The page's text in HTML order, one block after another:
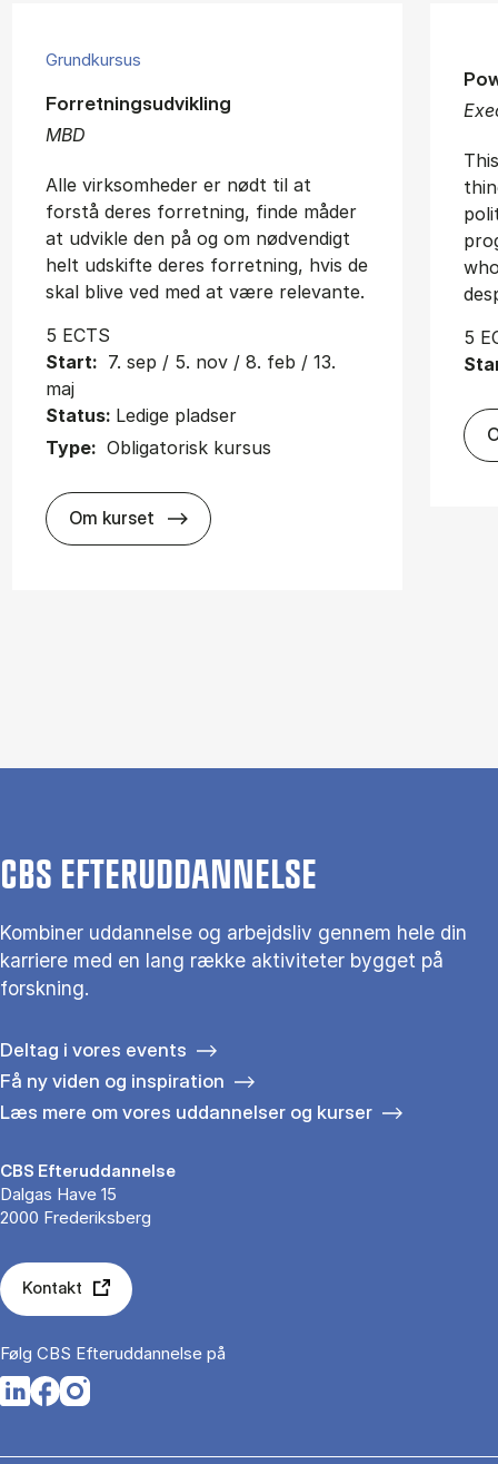
Grundkursus
MBD
Forretningsudvikling
Alle virksomheder er nødt til at
forstå deres forretning, finde måder
at udvikle den på og om nødvendigt
helt udskifte deres forretning, hvis de
skal blive ved med at være relevante.
5 ECTS
Start: 7. sep / 5. nov / 8. feb / 13.
maj
Status: Ledige pladser
Type: Obligatorisk kursus
Om kurset about
5
CBS EFTERUDDANNELSE
Kombiner uddannelse og arbejdsliv gennem hele din
karriere med en lang række aktiviteter bygget på
forskning.
Deltag i vores events
Få ny viden og inspiration
Læs mere om vores uddannelser og kurser
CBS Efteruddannelse
Dalgas Have 15
2000 Frederiksberg
Kontakt
Følg CBS Efteruddannelse på
Opens in a new tab
Opens in a new tab
Opens in a new tab